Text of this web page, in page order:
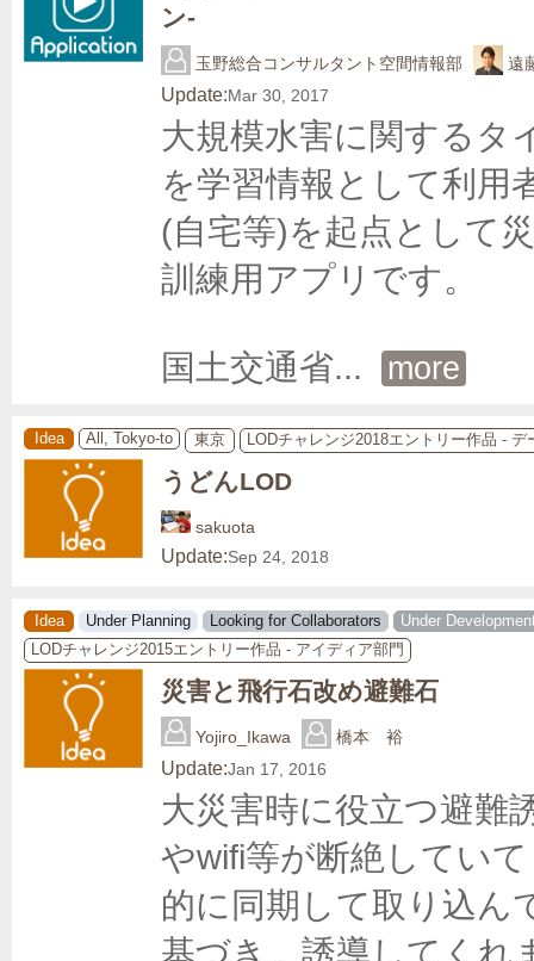
ン-
玉野総合コンサルタント空間情報部 遠
Update:Mar 30, 2017
大規模水害に関するタ
を学習情報として利用
(自宅等)を起点として
訓練用アプリです。
国土交通省... more
Idea All, Tokyo-to 東京 LODチャレンジ2018エントリー作品 - デ
うどんLOD
sakuota
Update:Sep 24, 2018
Idea Under Planning Looking for Collaborators
Under
LODチャレンジ2015エントリー作品 - アイディア部門
災害と飛行石改め避難石
Yojiro_Ikawa 橋本 裕
Update:Jan 17, 2016
大災害時に役立つ避難
やwifi等が断絶してい
的に同期して取り込ん
基づき、誘導してくれ